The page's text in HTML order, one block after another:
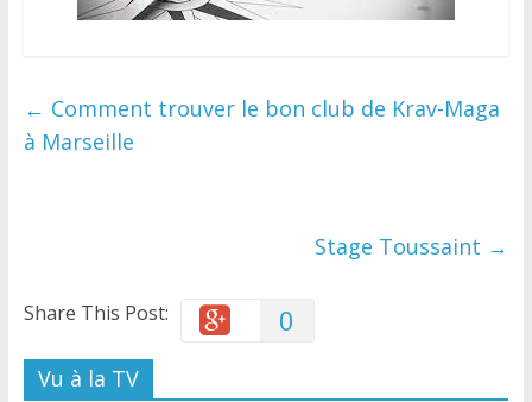
← Comment trouver le bon club de Krav-Maga
à Marseille
Stage Toussaint →
Share This Post: 0
Vu à la TV